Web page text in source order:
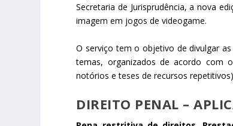
Secretaria de Jurisprudência, a nova
imagem em jogos de videogame.
O serviço tem o objetivo de divulgar
temas, organizados de acordo com
notórios e teses de recursos
DIREITO PENAL –